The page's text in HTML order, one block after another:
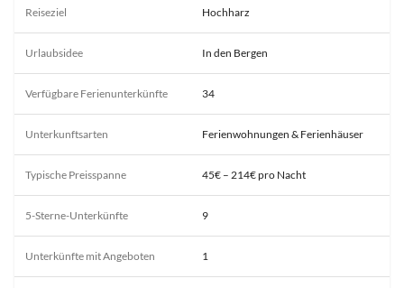
Reiseziel Hochharz
Urlaubsidee In den Bergen
Verfügbare Ferienunterkünfte 34
Unterkunftsarten Ferienwohnungen & Ferienhäuser
Typische Preisspanne 45€ – 214€ pro Nacht
5-Sterne-Unterkünfte 9
Unterkünfte mit Angeboten 1